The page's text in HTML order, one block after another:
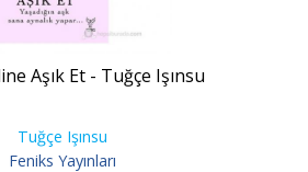
Aşık Et - Tuğçe Işınsu
Tuğçe Işınsu
Feniks Yayınları